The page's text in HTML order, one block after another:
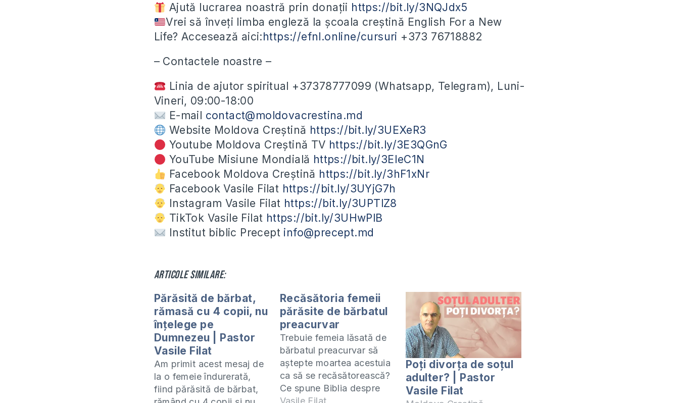
Ajută lucrarea noastră prin donații https://bit.ly/3NQJdx5
Vrei să înveți limba engleză la școala creștină English For a New
Life? Accesează aici: https://efnl.online/cursuri +373 76718882
– Contactele noastre –
Linia de ajutor spiritual +37378777099 (Whatsapp, Telegram), Luni-
Vineri, 09:00-18:00
E-mail contact@moldovacrestina.md
Website Moldova Creștină https://bit.ly/3UEXeR3
Youtube Moldova Creștină TV https://bit.ly/3E3QGnG
YouTube Misiune Mondială https://bit.ly/3EIeC1N
Facebook Moldova Creștină https://bit.ly/3hF1xNr
Facebook Vasile Filat https://bit.ly/3UYjG7h
Instagram Vasile Filat https://bit.ly/3UPTlZ8
TikTok Vasile Filat https://bit.ly/3UHwPlB
Institut biblic Precept info@precept.md
Articole similare:
Părăsită de bărbat,
rămasă cu 4 copii, nu
înțelege pe
Dumnezeu | Pastor
Vasile Filat
Am primit acest mesaj de
la o femeie îndurerată,
fiind părăsită de bărbat,
Recăsătoria femeii
părăsite de bărbatul
preacurvar
Trebuie femeia lăsată de
bărbatul preacurvar să
aștepte moartea acestuia
ca să se recăsătorească?
Ce spune Biblia despre
Poți divorța de soțul
adulter? | Pastor
Vasile Filat